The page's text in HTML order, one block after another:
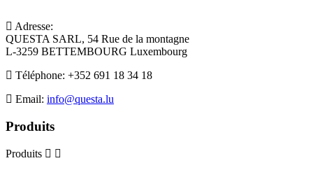
Adresse:
QUESTA SARL, 54 Rue de la montagne
L-3259 BETTEMBOURG Luxembourg
Téléphone: +352 691 18 34 18
Email: info@questa.lu
Produits
Produits